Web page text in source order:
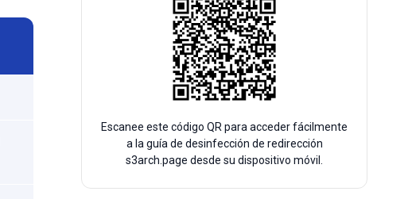
Escanee este código QR para acceder fácilmente
a la guía de desinfección de redirección
s3arch.page desde su dispositivo móvil.